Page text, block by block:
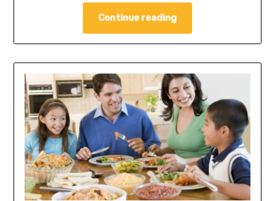
Continue reading